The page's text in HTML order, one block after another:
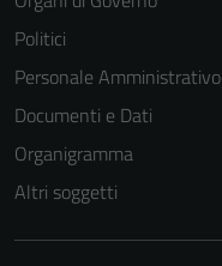
Politici
Personale Amministrativo
Documenti e Dati
Organigramma
Altri soggetti